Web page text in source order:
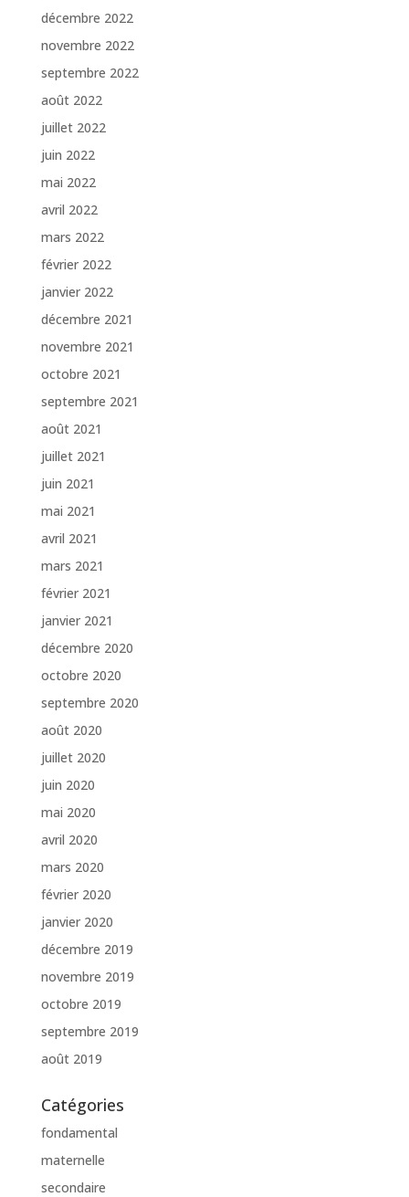
décembre 2022
novembre 2022
septembre 2022
août 2022
juillet 2022
juin 2022
mai 2022
avril 2022
mars 2022
février 2022
janvier 2022
décembre 2021
novembre 2021
octobre 2021
septembre 2021
août 2021
juillet 2021
juin 2021
mai 2021
avril 2021
mars 2021
février 2021
janvier 2021
décembre 2020
octobre 2020
septembre 2020
août 2020
juillet 2020
juin 2020
mai 2020
avril 2020
mars 2020
février 2020
janvier 2020
décembre 2019
novembre 2019
octobre 2019
septembre 2019
août 2019
Catégories
fondamental
maternelle
secondaire